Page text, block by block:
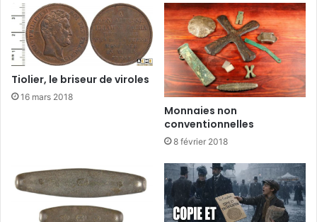
Tiolier, le briseur de viroles
16 mars 2018
Monnaies non
conventionnelles
8 février 2018